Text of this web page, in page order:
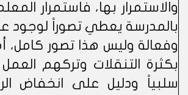
والاستمرار بها، فاستمرار
بالمدرسة يعطي تصوراً لوجود
وفعالة وليس هذا تصور كامل،
بكثرة التنقلات وتركهم
سلبياً ودليل على انخفاض